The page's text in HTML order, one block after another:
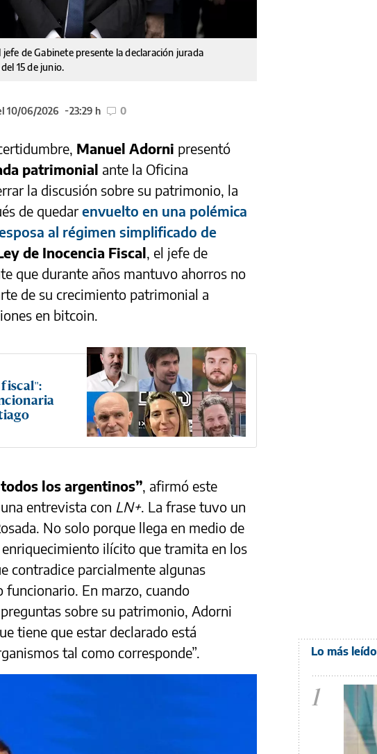
de Gabinete presente la declaración jurada
15 de junio.
10/06/2026 23:29 h 0
Manuel Adorni presentó
patrimonial ante la Oficina
la discusión sobre su patrimonio, la
de quedarenvuelto en una polémica
al régimen simplificado de
de Inocencia Fiscal, el jefe de
que durante años mantuvo ahorros no
de su crecimiento patrimonial a
en bitcoin.
los argentinos”, afirmó este
entrevista con LN+. La frase tuvo un
No solo porque llega en medio de
ilícito que tramita en los
contradice parcialmente algunas
funcionario. En marzo, cuando
sobre su patrimonio, Adorni
tiene que estar declarado está
tal como corresponde”.
Lo más leído
1